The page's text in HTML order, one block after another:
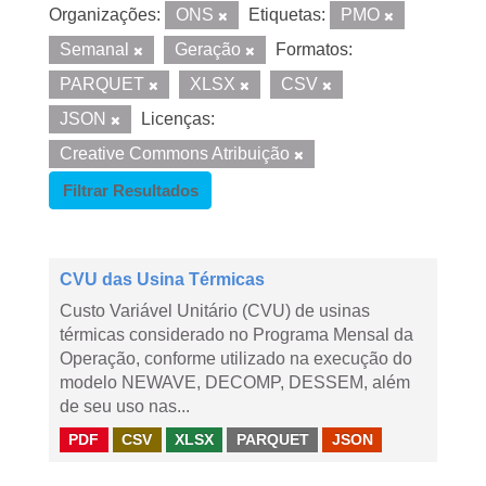
Organizações: ONS Etiquetas:
PMO
Semanal
Geração
Formatos:
PARQUET
XLSX
CSV
JSON
Licenças:
Creative Commons Atribuição
Filtrar Resultados
CVU das Usina Térmicas
Custo Variável Unitário (CVU) de usinas
térmicas considerado no Programa Mensal da
Operação, conforme utilizado na execução do
modelo NEWAVE, DECOMP, DESSEM, além
de seu uso nas...
PDF CSV XLSX PARQUET JSON